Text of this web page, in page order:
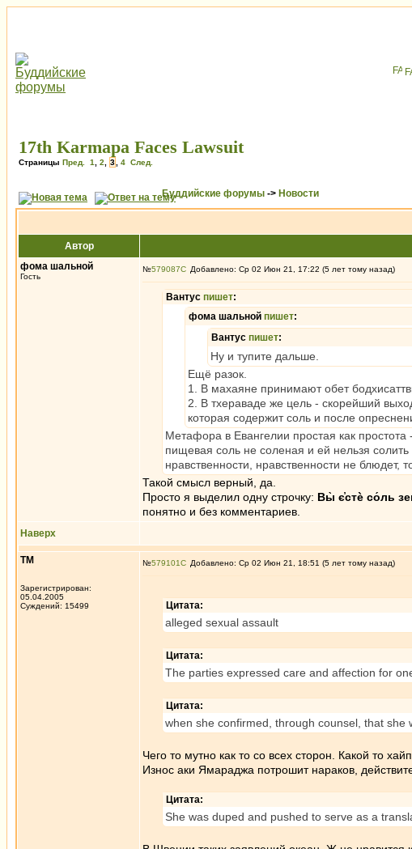
17th Karmapa Faces Lawsuit
Страницы Пред. 1 2 3 4 След.
Буддийские форумы -> Новости
Автор
фома шальной
Гость
№579087 Добавлено: Ср 02 Июн 21, 17:22 (5 лет тому назад)
Вантус пишет:
фома шальной пишет:
Вантус пишет:
Ну и тупите дальше.
Ещё разок.
1. В махаяне принимают обет
2. В тхераваде же цель - скорейший
которая содержит соль и после
Метафора в Евангелии простая как
пищевая соль не соленая и ей нельзя
нравственности, нравственности не блюдет,
Такой смысл верный, да.
Просто я выделил одну строчку: Вы̀ є҆стѐ со́ль
понятно и без комментариев.
Наверх
ТМ
Зарегистрирован:
05.04.2005
Суждений: 15499
№579101 Добавлено: Ср 02 Июн 21, 18:51 (5 лет тому назад)
Цитата:
alleged sexual assault
Цитата:
The parties expressed care and affection for
Цитата:
when she confirmed, through counsel, that
Чего то мутно как то со всех сторон. Какой то
Износ аки Ямараджа потрошит нараков,
Цитата:
She was duped and pushed to serve as a